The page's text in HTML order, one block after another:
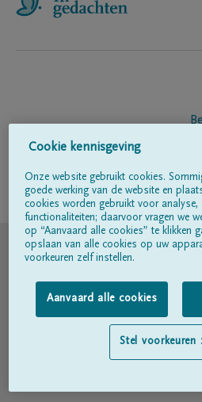
Volg ons op
© DELA
Cookie kennisgeving
Onze website gebruikt cookies.
goede werking van de website en
cookies worden gebruikt voor analyse,
functionaliteiten; daarvoor vragen we
op “Aanvaard alle cookies” te klikken
opslaan van alle cookies op uw
voorkeuren zelf instellen.
Aanvaard alle cookies
Stel voorkeuren